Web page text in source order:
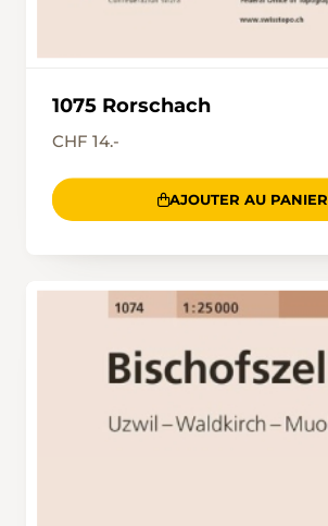
1075 Rorschach
CHF 14.-
AJOUTER AU PANIER